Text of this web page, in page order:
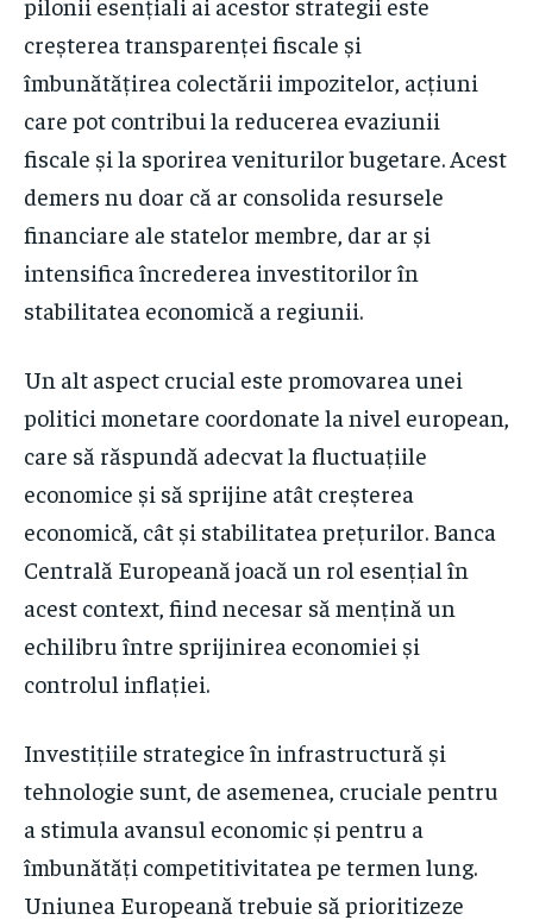
creșterea transparenței fiscale și
îmbunătățirea colectării impozitelor, acțiuni
care pot contribui la reducerea evaziunii
fiscale și la sporirea veniturilor bugetare. Acest
demers nu doar că ar consolida resursele
financiare ale statelor membre, dar ar și
intensifica încrederea investitorilor în
stabilitatea economică a regiunii.
Un alt aspect crucial este promovarea unei
politici monetare coordonate la nivel european,
care să răspundă adecvat la fluctuațiile
economice și să sprijine atât creșterea
economică, cât și stabilitatea prețurilor. Banca
Centrală Europeană joacă un rol esențial în
acest context, fiind necesar să mențină un
echilibru între sprijinirea economiei și
controlul inflației.
Investițiile strategice în infrastructură și
tehnologie sunt, de asemenea, cruciale pentru
a stimula avansul economic și pentru a
îmbunătăți competitivitatea pe termen lung.
Uniunea Europeană trebuie să prioritizeze